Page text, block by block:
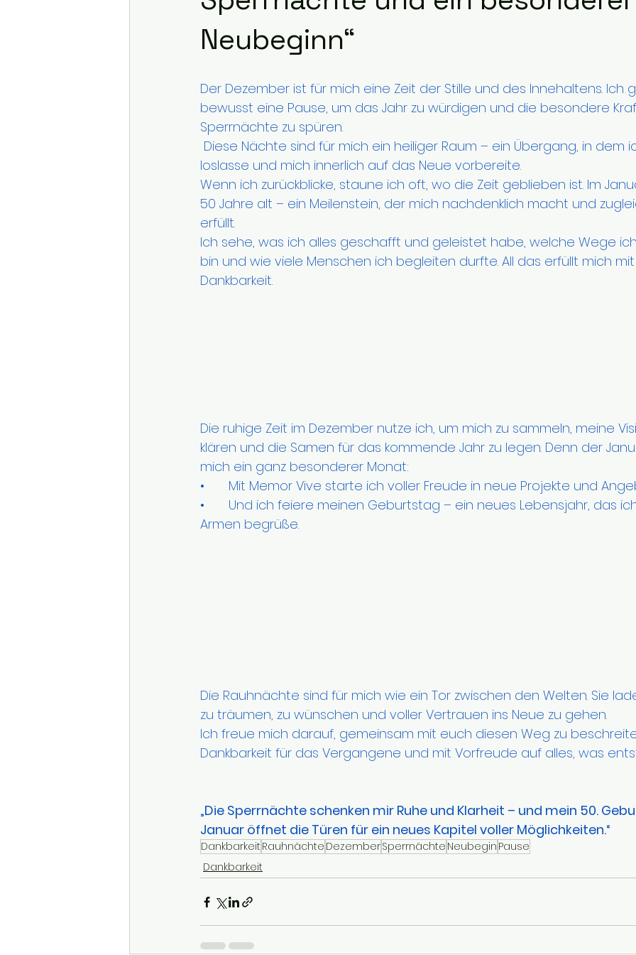
Neubeginn“
Der Dezember ist für mich eine Zeit der Stille und des Innehaltens. Ich
bewusst eine Pause, um das Jahr zu würdigen und die besondere
Sperrnächte zu spüren.
loslasse und mich innerlich auf das Neue vorbereite.
Wenn ich zurückblicke, staune ich oft, wo die Zeit geblieben ist. Im
50 Jahre alt – ein Meilenstein, der mich nachdenklich macht und
erfüllt.
Ich sehe, was ich alles geschafft und geleistet habe, welche Wege
bin und wie viele Menschen ich begleiten durfte. All das erfüllt mich
Dankbarkeit.
Die ruhige Zeit im Dezember nutze ich, um mich zu sammeln, meine
klären und die Samen für das kommende Jahr zu legen. Denn der
mich ein ganz besonderer Monat:
• 	Mit Memor Vive starte ich voller Freude in neue Projekte und
• 	Und ich feiere meinen Geburtstag – ein neues Lebensjahr, das ich mit offenen
Armen begrüße.
Die Rauhnächte sind für mich wie ein Tor zwischen den Welten. Sie
zu träumen, zu wünschen und voller Vertrauen ins Neue zu gehen.
Ich freue mich darauf, gemeinsam mit euch diesen Weg zu
Dankbarkeit für das Vergangene und mit Vorfreude auf alles, was
„Die Sperrnächte schenken mir Ruhe und Klarheit – und mein 50.
Januar öffnet die Türen für ein neues Kapitel voller Möglichkeiten.“
Dankbarkeit Rauhnächte DezemberSperrnächte Neubegin Pause
Dankbarkeit